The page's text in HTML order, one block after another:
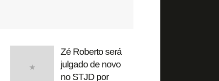
Zé Roberto será
julgado de novo
no STJD por